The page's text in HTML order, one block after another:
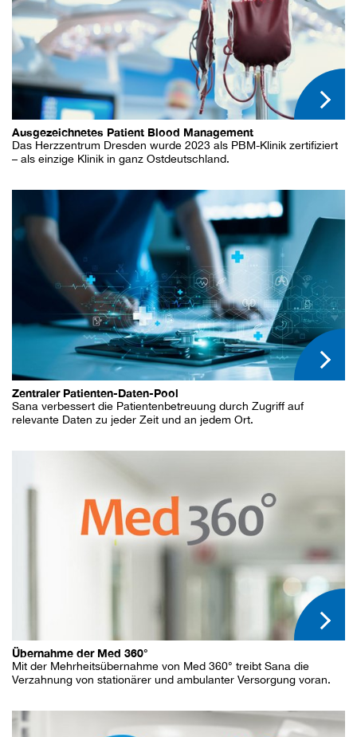
Ausgezeichnetes Patient Blood Management
Das Herzzentrum Dresden wurde 2023 als PBM-Klinik zertifiziert
– als einzige Klinik in ganz Ostdeutschland.
Zentraler Patienten-Daten-Pool
Sana verbessert die Patientenbetreuung durch Zugriff auf
relevante Daten zu jeder Zeit und an jedem Ort.
Übernahme der Med 360°
Mit der Mehrheitsübernahme von Med 360° treibt Sana die
Verzahnung von stationärer und ambulanter Versorgung voran.